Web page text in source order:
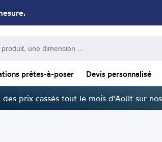
prêtes-à-poser Devis personnalisé
des prix cassés tout le mois d'Août sur